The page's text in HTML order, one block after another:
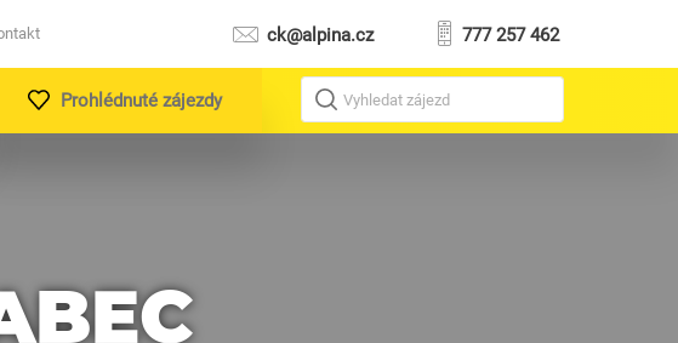
ck@alpina.cz 777 257 462
Prohlédnuté zájezdy Vyhledat zájezd